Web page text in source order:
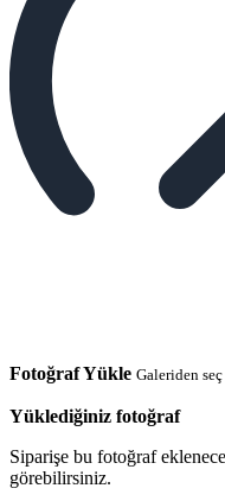
Fotoğraf Yükle Galeriden
Yüklediğiniz fotoğraf
Siparişe bu fotoğraf
görebilirsiniz.